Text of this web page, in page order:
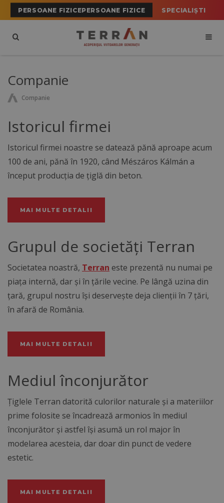
PERSOANE FIZICEPERSOANE FIZICE SPECIALIȘTI
Companie
Companie
Istoricul firmei
Istoricul firmei noastre se datează pănă aproape acum
100 de ani, pănă în 1920, când Mészáros Kálmán a
început producția de țiglă din beton.
MAI MULTE DETALII
Grupul de societăți Terran
Societatea noastră, Terran este prezentă nu numai pe
piaţa internă, dar şi în ţările vecine. Pe lângă uzina din
ţară, grupul nostru îşi deserveşte deja clienţii în 7 ţări,
în afară de România.
MAI MULTE DETALII
Mediul înconjurător
Ţiglele Terran datorită culorilor naturale şi a materiilor
prime folosite se încadrează armonios în mediul
înconjurător şi astfel îşi asumă un rol major în
modelarea acesteia, dar doar din punct de vedere
estetic.
MAI MULTE DETALII